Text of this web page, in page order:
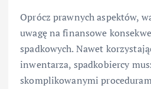
Oprócz prawnych aspektów,
uwagę na finansowe
spadkowych. Nawet
inwentarza, spadkobiercy
skomplikowanymi